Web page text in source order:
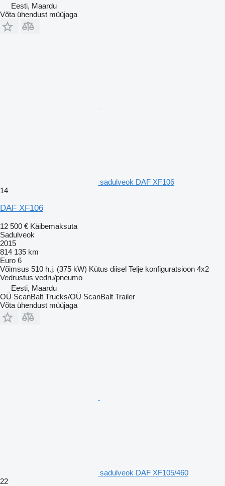
Eesti, Maardu
Võta ühendust müüjaga
sadulveok DAF XF106
14
DAF XF106
12 500 € Käibemaksuta
Sadulveok
2015
814 135 km
Euro 6
Võimsus 510 h.j. (375 kW) Kütus diisel Telje konfiguratsioon 4x2
Vedrustus vedru/pneumo
Eesti, Maardu
OÜ ScanBalt Trucks/OÜ ScanBalt Trailer
Võta ühendust müüjaga
sadulveok DAF XF105/460
22